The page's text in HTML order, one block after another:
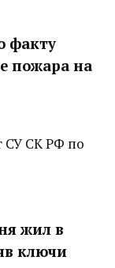
факту
пожара на
СУ СК РФ по
жил в
ключи